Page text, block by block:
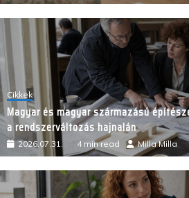
Cikkek
Magyar és magyar származású
a rendszerváltozás hajnalán
2026.07.31. 4 min read Milla Milla